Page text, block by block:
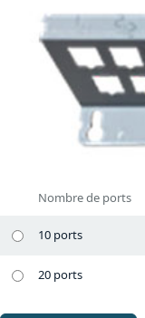
Nombre de ports
10 ports
20 ports